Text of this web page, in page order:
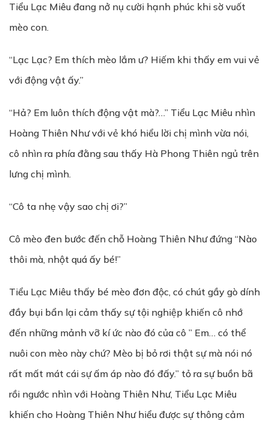
Tiểu Lạc Miêu đang nở nụ cười hạnh phúc khi sờ vuốt
mèo con.
“Lạc Lạc? Em thích mèo lắm ư? Hiếm khi thấy em vui vẻ
với động vật ấy.”
“Hả? Em luôn thích động vật mà?…” Tiểu Lạc Miêu nhìn
Hoàng Thiên Như với vẻ khó hiểu lời chị mình vừa nói,
cô nhìn ra phía đằng sau thấy Hà Phong Thiên ngủ trên
lưng chị mình.
“Cô ta nhẹ vậy sao chị ơi?”
Cô mèo đen bước đến chỗ Hoàng Thiên Như đứng “Nào
thôi mà, nhột quá ấy bé!”
Tiểu Lạc Miêu thấy bé mèo đơn độc, có chút gầy gò dính
đầy bụi bẩn lại cảm thấy sự tội nghiệp khiến cô nhớ
đến những mảnh vỡ kí ức nào đó của cô ” Em… có thể
nuôi con mèo này chứ? Mèo bị bỏ rơi thật sự mà nói nó
rất mất mát cái sự ấm áp nào đó đấy.” tỏ ra sự buồn bã
rồi ngước nhìn với Hoàng Thiên Như, Tiểu Lạc Miêu
khiến cho Hoàng Thiên Như hiểu được sự thông cảm